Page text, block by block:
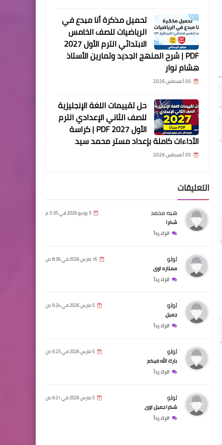
تحميل مذكرة أنا مبدع في
الرياضيات للصف الخامس
الابتدائي الترم الأول 2027
PDF | شرح المنهج الجديد وتمارين الأستاذ
هشام نوار
05 أغسطس 2026
حل تقييمات اللغة الإنجليزية
للصف الثاني الإعدادي الترم
الأول 2027 PDF | كراسة
الأداءات كاملة بإعداد مستر محمد سيد
05 أغسطس 2026
التعليقات
هبه محمد 3 يونيو 2026 في 5:35 م
شكرا
اترك رداً
لولو 16 مارس 2026 في 8:36 ص
ممتازه اوى
اترك رداً
لولو 5 مارس 2026 في 9:24 ص
جميل
اترك رداً
لولو 5 مارس 2026 في 9:23 ص
بارك الله فيكم
اترك رداً
لولو 5 مارس 2026 في 9:21 ص
شكرا جميل اوى
اترك رداً